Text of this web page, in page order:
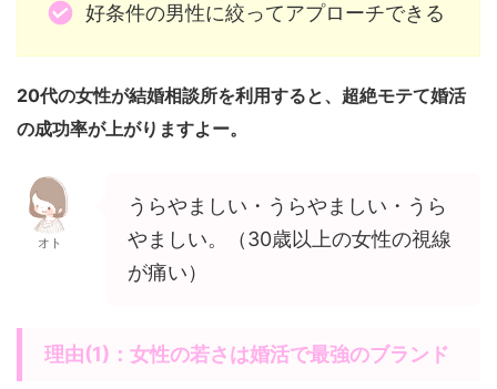
好条件の男性に絞ってアプローチできる
20代の女性が結婚相談所を利用すると、超絶モテて婚活
の成功率が上がりますよー。
オト
うらやましい・うらやましい・うら
やましい。（30歳以上の女性の視線
が痛い）
理由(1)：女性の若さは婚活で最強のブランド